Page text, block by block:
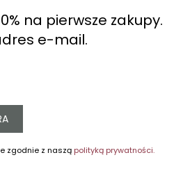
na pierwsze zakupy.
e-mail.
zgodnie z naszą polityką prywatności.